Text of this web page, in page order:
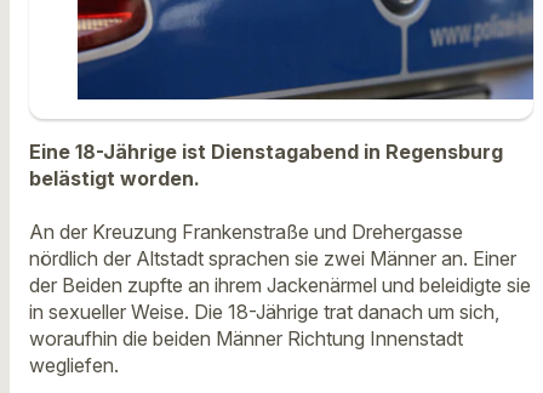
Eine 18-Jährige ist Dienstagabend in Regensburg
belästigt worden.
An der Kreuzung Frankenstraße und Drehergasse
nördlich der Altstadt sprachen sie zwei Männer an. Einer
der Beiden zupfte an ihrem Jackenärmel und beleidigte sie
in sexueller Weise. Die 18-Jährige trat danach um sich,
woraufhin die beiden Männer Richtung Innenstadt
wegliefen.